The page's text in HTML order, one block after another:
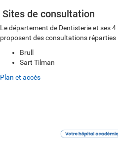
Sites de consultation
Le département de Dentisterie et ses 4
proposent des consultations réparties
Brull
Sart Tilman
Plan et accès